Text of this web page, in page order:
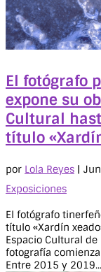
El fotógrafo
expone su
Cultural
título
por Lola Reyes |
Exposiciones
El fotógrafo
título «Xardín
Espacio Cultural
fotografía
Entre 2015 y 2019...